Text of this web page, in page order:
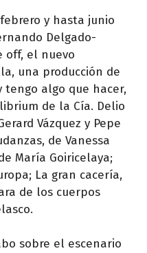
y hasta junio
Delgado-
off, el nuevo
una producción de
tengo algo que hacer,
de la Cía. Delio
Vázquez y Pepe
de Vanessa
María Goiricelaya;
La gran cacería,
de los cuerpos
sobre el escenario